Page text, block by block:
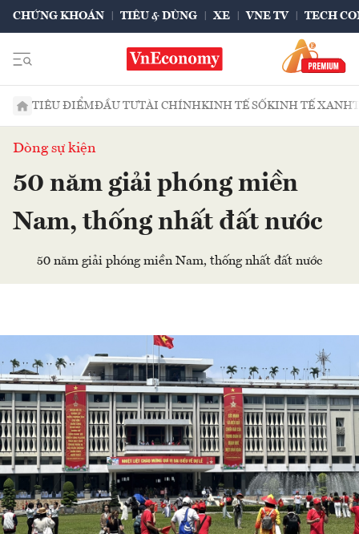
CHỨNG KHOÁN TIÊU & DÙNG XE VNE TV TECH
TIÊU ĐIỂMĐẦU TƯTÀI CHÍNHKINH TẾ SỐKINH TẾ XANH
Dòng sự kiện
50 năm giải phóng miền
Nam, thống nhất đất nước
50 năm giải phóng miền Nam, thống nhất đất nước